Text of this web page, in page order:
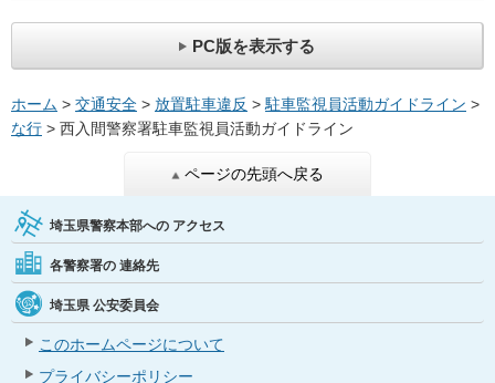
PC版を表示する
ホーム > 交通安全 > 放置駐車違反 > 駐車監視員活動ガイドライン >
な行 > 西入間警察署駐車監視員活動ガイドライン
ページの先頭へ戻る
埼玉県警察本部への アクセス
各警察署の 連絡先
埼玉県 公安委員会
このホームページについて
プライバシーポリシー